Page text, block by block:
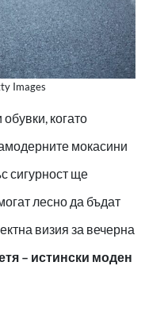
Images
когато
мокасини
сигурност ще
лесно да бъдат
визия за вечерна
– истински моден